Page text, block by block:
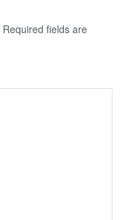
Required fields are